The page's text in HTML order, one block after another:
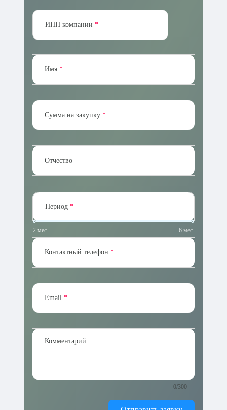
ИНН компании
Имя
Сумма на закупку
Отчество
Период
2 мес. 6 мес.
Контактный телефон
Email
Комментарий
0/300